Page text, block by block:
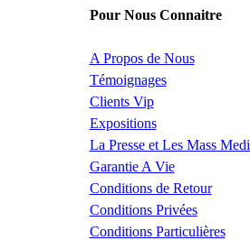
Pour Nous Connaitre
A Propos de Nous
Témoignages
Clients Vip
Expositions
La Presse et Les Mass
Garantie A Vie
Conditions de Retour
Conditions Privées
Conditions Particulières